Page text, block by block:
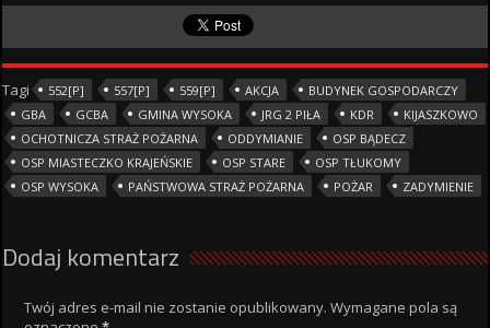
Tagi 552[P] 557[P] 559[P] AKCJA
BUDYNEK GOSPODARCZY
GBA
GCBA GMINA WYSOKA JRG 2 PIŁA KDR
KIJASZKOWO
OCHOTNICZA STRAŻ POŻARNA
ODDYMIANIE
OSP BĄDECZ
OSP MIASTECZKO KRAJEŃSKIE
OSP STARE
OSP TŁUKOMY
OSP WYSOKA
PAŃSTWOWA STRAŻ POŻARNA POŻAR ZADYMIENIE
Dodaj komentarz
Twój adres e-mail nie zostanie opublikowany. Wymagane pola są